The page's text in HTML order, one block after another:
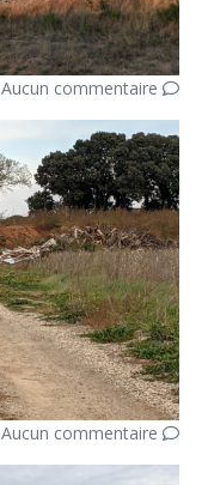
Aucun commentaire
Aucun commentaire